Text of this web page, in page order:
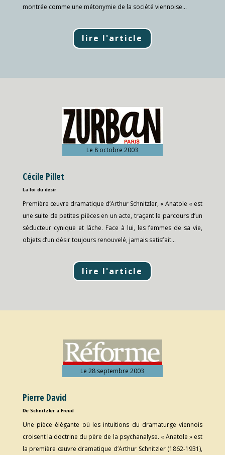
montrée comme une métonymie de la société viennoise…
lire l'article
Le 8 octobre 2003
Cécile Pillet
La loi du désir
Première œuvre dramatique d’Arthur Schnitzler, « Anatole « est
une suite de petites pièces en un acte, traçant le parcours d’un
séducteur cynique et lâche. Face à lui, les femmes de sa vie,
objets d’un désir toujours renouvelé, jamais satisfait…
lire l'article
Le 28 septembre 2003
Pierre David
De Schnitzler à Freud
Une pièce élégante où les intuitions du dramaturge viennois
croisent la doctrine du père de la psychanalyse. « Anatole » est
la première œuvre dramatique d’Arthur Schnitzler (1862-1931),